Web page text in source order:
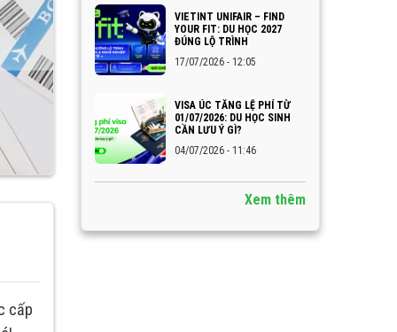
cấp
VIETINT UNIFAIR – FIND
YOUR FIT: DU HỌC 2027
ĐÚNG LỘ TRÌNH
17/07/2026 - 12:05
VISA ÚC TĂNG LỆ PHÍ TỪ
01/07/2026: DU HỌC SINH
CẦN LƯU Ý GÌ?
04/07/2026 - 11:46
Xem thêm